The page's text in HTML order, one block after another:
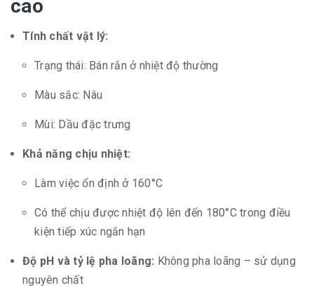
cao
Tính chất vật lý:
Trạng thái: Bán rắn ở nhiệt độ thường
Màu sắc: Nâu
Mùi: Dầu đặc trưng
Khả năng chịu nhiệt:
Làm việc ổn định ở 160°C
Có thể chịu được nhiệt độ lên đến 180°C trong điều
kiện tiếp xúc ngắn hạn
Độ pH và tỷ lệ pha loãng: Không pha loãng – sử dụng
nguyên chất